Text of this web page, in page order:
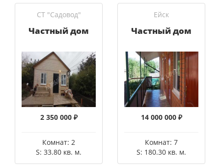
СТ "Садовод"
Частный дом
2 350 000 ₽
Комнат: 2
S: 33.80 кв. м.
Ейск
Частный дом
14 000 000 ₽
Комнат: 7
S: 180.30 кв. м.